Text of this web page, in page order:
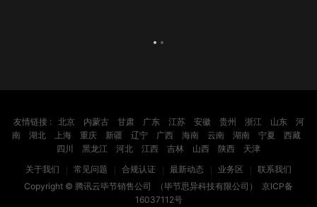
友情链接 : 北京 内蒙古 甘肃 广东 江苏 安徽 贵州 浙江 山东
河
南
湖北 上海 重庆 新疆 辽宁 广西 海南 云南 湖南 宁夏
西藏
四川
黑龙江 河北 江西 吉林 山西 陕西
天津
关于我们
常见问题 合规认证 最新动态 业务区
联系我们
Copyright © 腾讯云毕节销售公司 （毕节思异科技有限公司） 京ICP备
16037112号